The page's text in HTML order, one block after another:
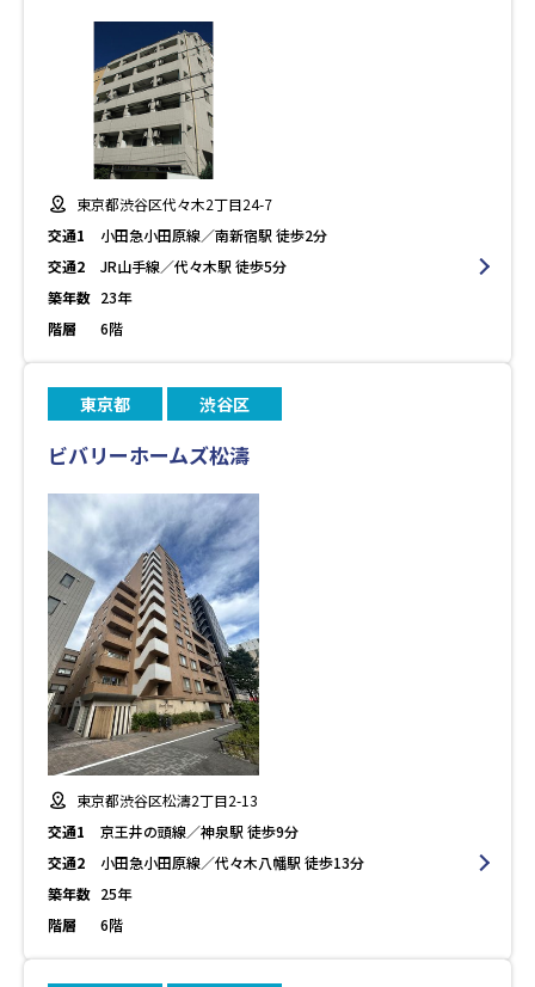
東京都渋谷区代々木2丁目24-7
交通1
小田急小田原線／南新宿駅 徒歩2分
交通2
JR山手線／代々木駅 徒歩5分
築年数 23年
階層
6階
東京都 渋谷区
ビバリーホームズ松濤
東京都渋谷区松濤2丁目2-13
交通1
京王井の頭線／神泉駅 徒歩9分
交通2
小田急小田原線／代々木八幡駅 徒歩13分
築年数 25年
階層
6階